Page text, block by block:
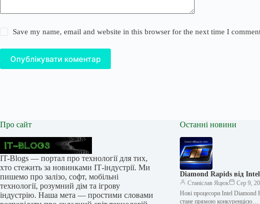
Save my name, email and website in this browser for the next time I
Опублікувати коментар
Про сайт
IT-Blogs — портал про технології для тих,
хто стежить за новинками ІТ-індустрії. Ми
пишемо про залізо, софт, мобільні
технології, розумний дім та ігрову
індустрію. Наша мета — простими словами
Останні новини
Diamond Rapids від
Станіслав Яцюк
Сер 9,
Нові процесори Intel Diamond
стане прямою конкуренцією…